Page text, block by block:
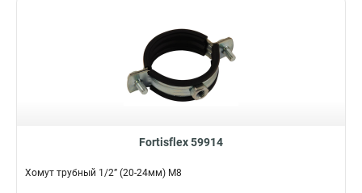
Fortisflex 59914
Хомут трубный 1/2” (20-24мм) М8